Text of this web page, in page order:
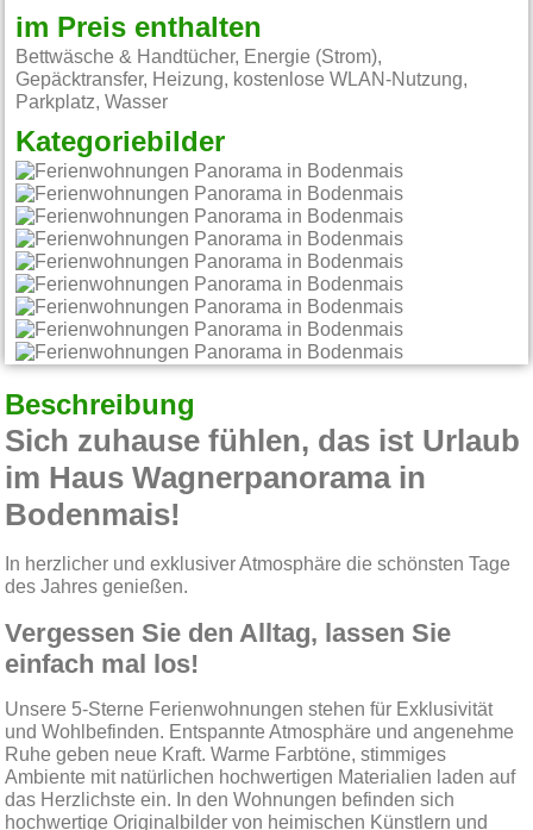
im Preis enthalten
Bettwäsche & Handtücher, Energie (Strom),
Gepäcktransfer, Heizung, kostenlose WLAN-Nutzung,
Parkplatz, Wasser
Kategoriebilder
Beschreibung
Sich zuhause fühlen, das ist Urlaub
im Haus Wagnerpanorama in
Bodenmais!
In herzlicher und exklusiver Atmosphäre die schönsten Tage
des Jahres genießen.
Vergessen Sie den Alltag, lassen Sie
einfach mal los!
Unsere 5-Sterne Ferienwohnungen stehen für Exklusivität
und Wohlbefinden. Entspannte Atmosphäre und angenehme
Ruhe geben neue Kraft. Warme Farbtöne, stimmiges
Ambiente mit natürlichen hochwertigen Materialien laden auf
das Herzlichste ein. In den Wohnungen befinden sich
hochwertige Originalbilder von heimischen Künstlern und